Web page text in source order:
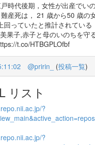
時代後期，女性が出産でい
産死は， 21 歳から50 歳の
回っていたと推計されている
果子,赤子と母のいのちを守
t.co/HTBGPLOfbf
@pririn_ (投稿一覧)
リスト
?
?